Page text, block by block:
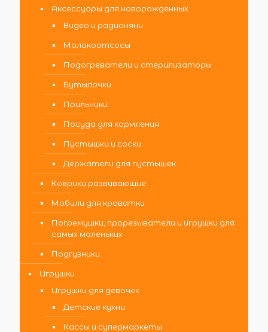
Аксессуары для новорожденных
Видео и радионяни
Молокоотсосы
Подогреватели и стерилизаторы
Бутылочки
Поильники
Посуда для кормления
Пустышки и соски
Держатели для пустышек
Коврики развивающие
Мобили для кроватки
Погремушки, прорезыватели и игрушки для
самых маленьких
Подгузники
Игрушки
Игрушки для девочек
Детские кухни
Кассы и супермаркеты